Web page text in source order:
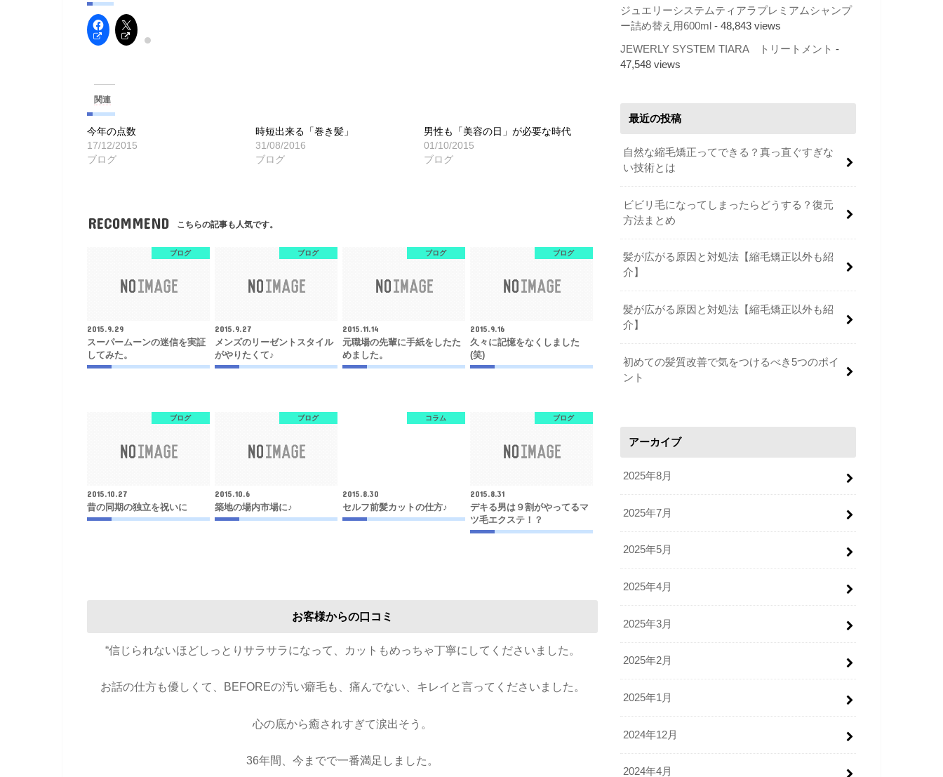
関連
今年の点数
17/12/2015
ブログ
時短出来る「巻き髪」
31/08/2016
ブログ
男性も「美容の日」が必要な時代
01/10/2015
ブログ
RECOMMEND こちらの記事も人気です。
ブログ
2015.9.29
スーパームーンの迷信を実証
してみた。
ブログ
2015.9.27
メンズのリーゼントスタイル
がやりたくて♪
ブログ
2015.11.14
元職場の先輩に手紙をしたた
めました。
ブログ
2015.9.16
久々に記憶をなくしました
(笑)
ブログ
2015.10.27
昔の同期の独立を祝いに
ブログ
2015.10.6
築地の場内市場に♪
コラム
2015.8.30
セルフ前髪カットの仕方♪
ブログ
2015.8.31
デキる男は９割がやってるマ
ツ毛エクステ！？
お客様からの口コミ
“信じられないほどしっとりサラサラになって、カットもめっちゃ丁寧にしてくださいました。
お話の仕方も優しくて、BEFOREの汚い癖毛も、痛んでない、キレイと言ってくださいました。
心の底から癒されすぎて涙出そう。
36年間、今までで一番満足しました。
ジュエリーシステムティアラプレミアムシャンプ
ー詰め替え用600ml - 48,843 views
JEWERLY SYSTEM TIARA トリートメント -
47,548 views
最近の投稿
自然な縮毛矯正ってできる？真っ直ぐすぎな
い技術とは
ビビリ毛になってしまったらどうする？復元
方法まとめ
髪が広がる原因と対処法【縮毛矯正以外も紹
介】
髪が広がる原因と対処法【縮毛矯正以外も紹
介】
初めての髪質改善で気をつけるべき5つのポイ
ント
アーカイブ
2025年8月
2025年7月
2025年5月
2025年4月
2025年3月
2025年2月
2025年1月
2024年12月
2024年4月